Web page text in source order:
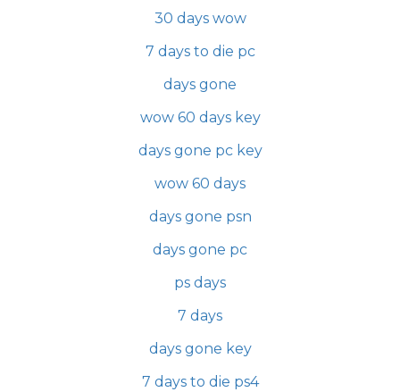
30 days wow
7 days to die pc
days gone
wow 60 days key
days gone pc key
wow 60 days
days gone psn
days gone pc
ps days
7 days
days gone key
7 days to die ps4